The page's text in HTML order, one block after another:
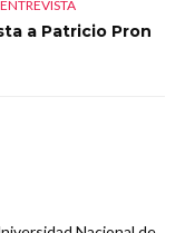
ENTREVISTA
a Patricio Pron